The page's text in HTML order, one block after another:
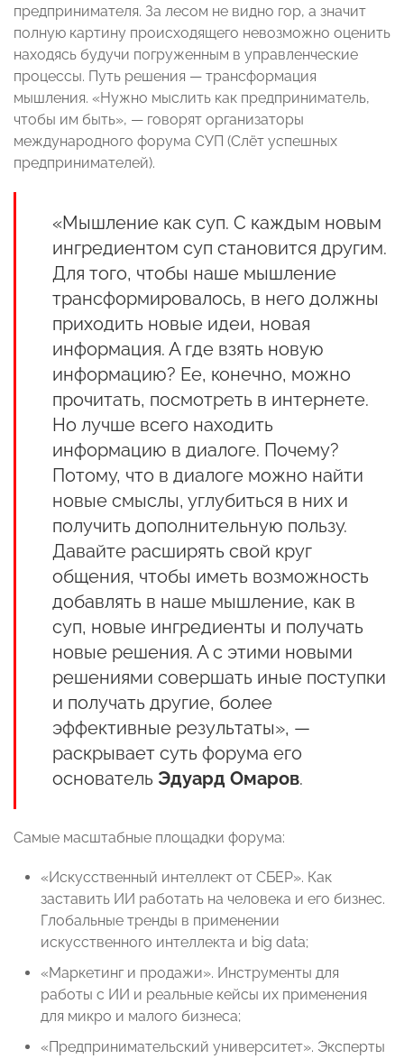
предпринимателя. За лесом не видно гор, а значит
полную картину происходящего невозможно оценить
находясь будучи погруженным в управленческие
процессы. Путь решения — трансформация
мышления. «Нужно мыслить как предприниматель,
чтобы им быть», — говорят организаторы
международного форума СУП (Слёт успешных
предпринимателей).
«Мышление как суп. С каждым новым
ингредиентом суп становится другим.
Для того, чтобы наше мышление
трансформировалось, в него должны
приходить новые идеи, новая
информация. А где взять новую
информацию? Ее, конечно, можно
прочитать, посмотреть в интернете.
Но лучше всего находить
информацию в диалоге. Почему?
Потому, что в диалоге можно найти
новые смыслы, углубиться в них и
получить дополнительную пользу.
Давайте расширять свой круг
общения, чтобы иметь возможность
добавлять в наше мышление, как в
суп, новые ингредиенты и получать
новые решения. А с этими новыми
решениями совершать иные поступки
и получать другие, более
эффективные результаты», —
раскрывает суть форума его
основатель Эдуард Омаров.
Самые масштабные площадки форума:
«Искусственный интеллект от СБЕР». Как
заставить ИИ работать на человека и его бизнес.
Глобальные тренды в применении
искусственного интеллекта и big data;
«Маркетинг и продажи». Инструменты для
работы с ИИ и реальные кейсы их применения
для микро и малого бизнеса;
«Предпринимательский университет». Эксперты